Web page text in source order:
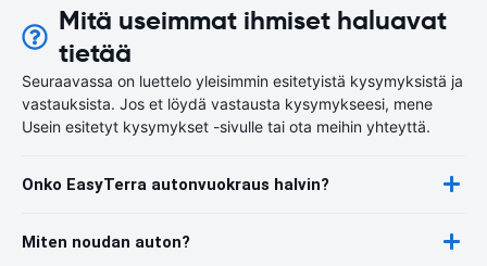
Mitä useimmat ihmiset haluavat
tietää
Seuraavassa on luettelo yleisimmin esitetyistä kysymyksistä ja
vastauksista. Jos et löydä vastausta kysymykseesi, mene
Usein esitetyt kysymykset -sivulle tai ota meihin yhteyttä.
Onko EasyTerra autonvuokraus halvin?
Miten noudan auton?